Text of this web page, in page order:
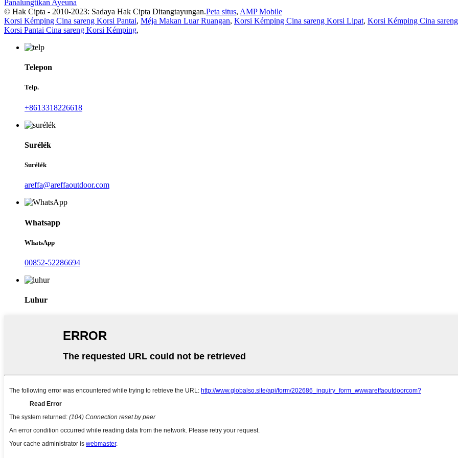
Panalungtikan Ayeuna
© Hak Cipta - 2010-2023: Sadaya Hak Cipta Ditangtayungan.Peta situs, AMP Mobile
Korsi Kémping Cina sareng Korsi Pantai, Méja Makan Luar Ruangan, Korsi Kémping Cina sareng Korsi Lipat, Korsi Kémping Cina
Korsi Pantai Cina sareng Korsi Kémping,
Telepon
Telp.
+8613318226618
Surélék
Surélék
areffa@areffaoutdoor.com
Whatsapp
WhatsApp
00852-52286694
Luhur